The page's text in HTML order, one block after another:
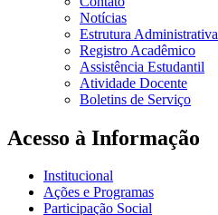
Notícias
Estrutura Administrativa
Registro Acadêmico
Assistência Estudantil
Atividade Docente
Boletins de Serviço
Acesso à Informação
Institucional
Ações e Programas
Participação Social